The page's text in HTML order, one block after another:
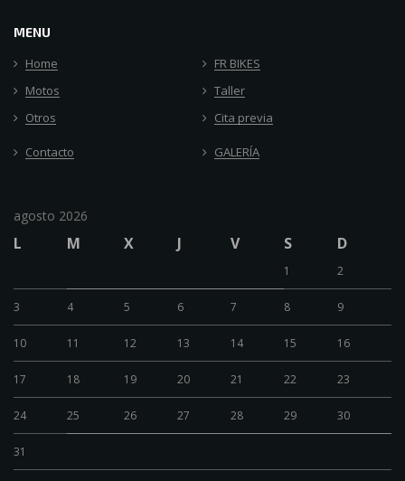
MENU
Home
FR BIKES
Motos
Taller
Otros
Cita previa
Contacto GALERÍA
agosto 2026
L M X J V S D
1 2
3 4 5 6 7 8 9
10 11 12 13 14 15 16
17 18 19 20 21 22 23
24 25 26 27 28 29 30
31